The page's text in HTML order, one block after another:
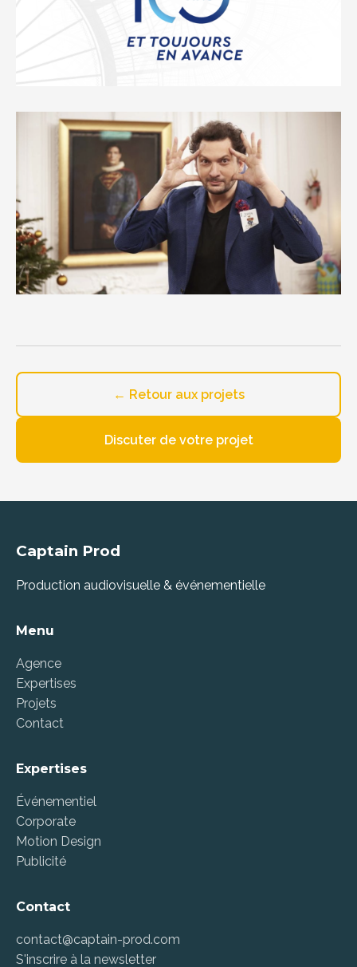
← Retour aux projets
Discuter de votre projet
Captain Prod
Production audiovisuelle & événementielle
Menu
Agence
Expertises
Projets
Contact
Expertises
Événementiel
Corporate
Motion Design
Publicité
Contact
contact@captain-prod.com
S'inscrire à la newsletter